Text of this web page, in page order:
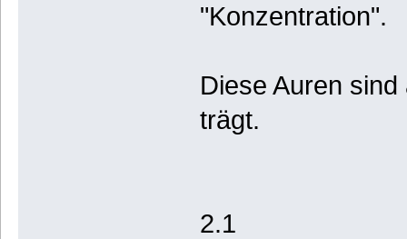
"Konzentration".
Diese Auren
trägt.
2.1